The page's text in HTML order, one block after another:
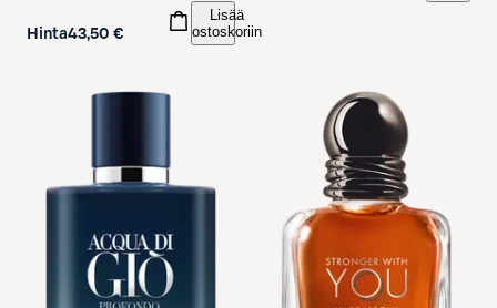
Hinta43,50 €
Lisää
ostoskoriin